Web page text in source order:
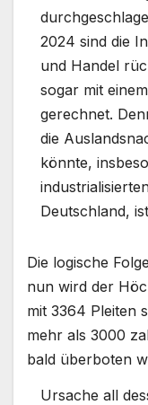
2024 sind die
und Handel
sogar mit
gerechnet.
die
könnte,
Deutschland,
Die logische
nun wird der
mit 3364 Pleiten
mehr als 3000
bald überboten
Ursache all